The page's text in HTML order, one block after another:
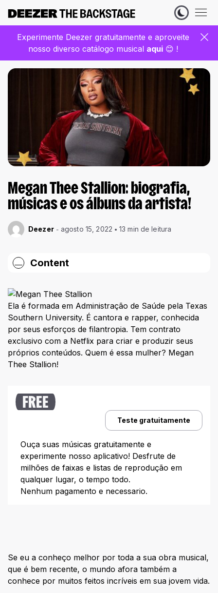
Experimente Deezer gratuitamente e aproveite
nosso diverso catálogo musical aqui 😊 !
Megan Thee Stallion: biografia,
músicas e os álbuns da artista!
Deezer agosto 15, 2022 13 min de leitura
Content
da cantora
Infância
Família e Relacionamentos
Discografia da Megan Thee Stallion
Make It Hot (2017)
Suga (2020)
Good News (2020)
Something for Thee Hotties (2021)
Body
Savage
Ela é formada em Administração de Saúde pela Texas
Southern University. É cantora e rapper, conhecida
por seus esforços de filantropia. Tem contrato
exclusivo com a Netflix para criar e produzir seus
próprios conteúdos. Quem é essa mulher? Megan
Thee Stallion!
FREE
Teste gratuitamente
Ouça suas músicas gratuitamente e
experimente nosso aplicativo! Desfrute de
milhões de faixas e listas de reprodução em
qualquer lugar, o tempo todo.
Nenhum pagamento e necessario.
Se eu a conheço melhor por toda a sua obra musical,
que é bem recente, o mundo afora também a
conhece por muitos feitos incríveis em sua jovem vida.